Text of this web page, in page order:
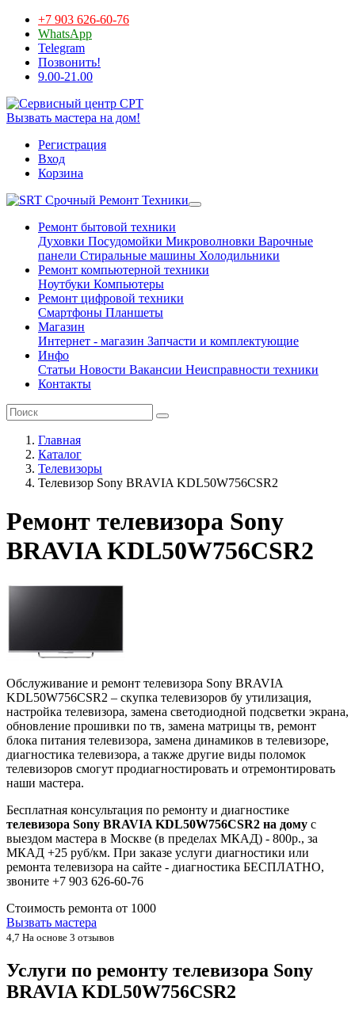
+7 903 626-60-76
WhatsApp
Telegram
Позвонить!
9.00-21.00
Вызвать мастера на дом!
Регистрация
Вход
Корзина
Срочный Ремонт Техники
Ремонт бытовой техники
Духовки Посудомойки Микроволновки Варочные
панели Стиральные машины Холодильники
Ремонт компьютерной техники
Ноутбуки Компьютеры
Ремонт цифровой техники
Смартфоны Планшеты
Магазин
Интернет - магазин Запчасти и комплектующие
Инфо
Статьи Новости Вакансии Неисправности техники
Контакты
Главная
Каталог
Телевизоры
Телевизор Sony BRAVIA KDL50W756CSR2
Ремонт телевизора Sony
BRAVIA KDL50W756CSR2
Обслуживание и ремонт телевизора Sony BRAVIA
KDL50W756CSR2 – скупка телевизоров бу утилизация,
настройка телевизора, замена светодиодной подсветки экрана,
обновление прошивки по тв, замена матрицы тв, ремонт
блока питания телевизора, замена динамиков в телевизоре,
диагностика телевизора, а также другие виды поломок
телевизоров смогут продиагностировать и отремонтировать
наши мастера.
Бесплатная консультация по ремонту и диагностике
телевизора Sony BRAVIA KDL50W756CSR2 на дому с
выездом мастера в Москве (в пределах МКАД) - 800р., за
МКАД +25 руб/км. При заказе услуги диагностики или
ремонта телевизора на сайте - диагностика БЕСПЛАТНО,
звоните +7 903 626-60-76
Стоимость ремонта от 1000
Вызвать мастера
4,7 На основе 3 отзывов
Услуги по ремонту телевизора Sony
BRAVIA KDL50W756CSR2